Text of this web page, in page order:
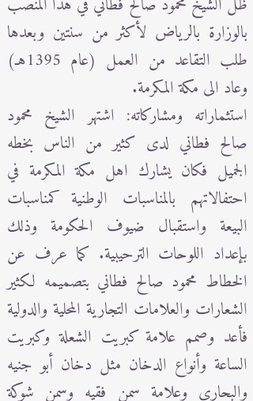
بالوزارة بالرياض لأكثر من سنتين وبعدها
طلب التقاعد من العمل (عام 1395هـ)
وعاد الى مكة المكرمة.
استثماراته ومشاركاته: اشتهر الشيخ محمود
صالح فطاني لدى كثير من الناس بخطه
الجميل فكان يشارك اهل مكة المكرمة في
احتفالاتهم بالمناسبات الوطنية كمناسبات
البيعة واستقبال ضيوف الحكومة وذلك
بإعداد اللوحات الترحيبية. كما عرف عن
الخطاط محمود صالح فطاني بتصميمه لكثير
الشعارات والعلامات التجارية المحلية والدولية
فأعد وصمم علامة كبريت الشعلة وكبريت
الساعة وأنواع الدخان مثل دخان أبو جنيه
والبحاري وعلامة سمن فقيه وسمن شوكة